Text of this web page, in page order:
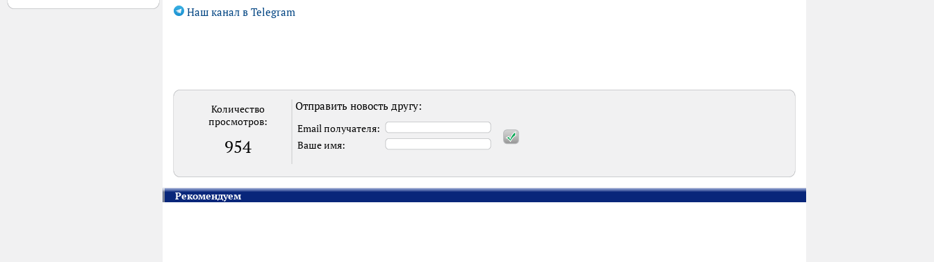
Наш канал в Telegram
Количество
просмотров:
954
Отправить новость другу:
Email получателя:
Ваше имя:
Рекомендуем